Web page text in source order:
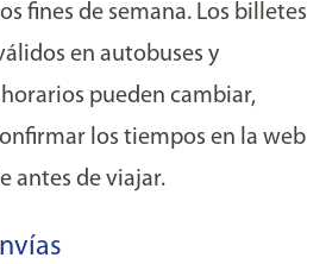
fines de semana. Los billetes
en autobuses y
pueden cambiar,
los tiempos en la web
antes de viajar.